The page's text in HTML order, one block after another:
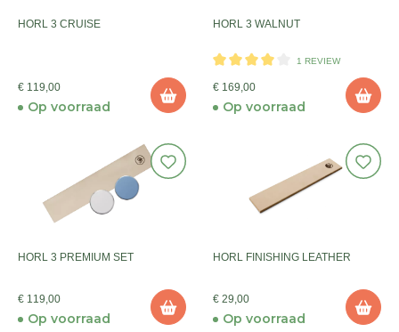
HORL 3 CRUISE
€ 119,00
Op voorraad
HORL 3 WALNUT
1 REVIEW
€ 169,00
Op voorraad
HORL 3 PREMIUM SET
€ 119,00
Op voorraad
HORL FINISHING LEATHER
€ 29,00
Op voorraad